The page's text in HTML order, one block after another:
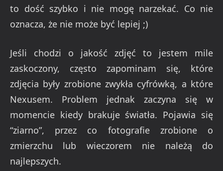
to dość szybko i nie mogę narzekać. Co nie
oznacza, że nie może być lepiej ;)
Jeśli chodzi o jakość zdjęć to jestem mile
zaskoczony, często zapominam się, które
zdjęcia były zrobione zwykła cyfrówką, a które
Nexusem. Problem jednak zaczyna się w
momencie kiedy brakuje światła. Pojawia się
“ziarno”, przez co fotografie zrobione o
zmierzchu lub wieczorem nie należą do
najlepszych.